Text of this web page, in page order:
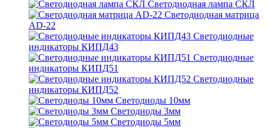
Светодиодная лампа СКЛ
Светодиодная матрица
AD-22
Светодиодные
индикаторы КИПД43
Светодиодные
индикаторы КИПД51
Светодиодные
индикаторы КИПД52
Светодиоды 10мм
Светодиоды 3мм
Светодиоды 5мм